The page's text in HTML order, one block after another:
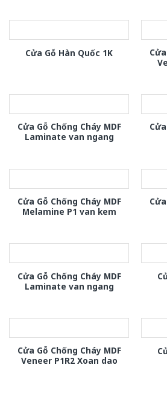
Cửa Gỗ Hàn Quốc 1K
Cửa Gỗ Chống Cháy MDF
Laminate van ngang
Cửa Gỗ Chống Cháy MDF
Melamine P1 van kem
Cửa Gỗ Chống Cháy MDF
Laminate van ngang
Cửa Gỗ Chống Cháy MDF
Veneer P1R2 Xoan dao